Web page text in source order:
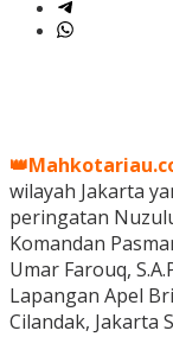
wilayah Jakarta
peringatan
Komandan
Umar Farouq,
Lapangan Apel
Cilandak, Jakarta